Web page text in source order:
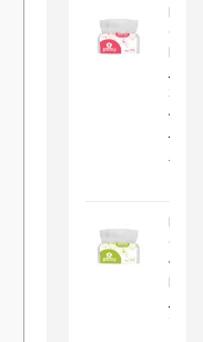
Khăn
Giấy
Lụa
Silk
400|
JPS400
Khăn
Giấy
Đa
20-